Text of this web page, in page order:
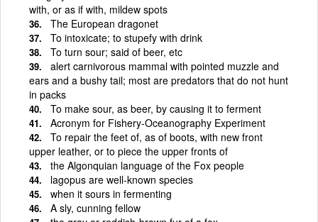
with, or as if with, mildew spots
The European dragonet
To intoxicate; to stupefy with drink
To turn sour; said of beer, etc
alert carnivorous mammal with pointed muzzle and
ears and a bushy tail; most are predators that do not hunt
in packs
To make sour, as beer, by causing it to ferment
Acronym for Fishery-Oceanography Experiment
To repair the feet of, as of boots, with new front
upper leather, or to piece the upper fronts of
the Algonquian language of the Fox people
lagopus are well-known species
when it sours in fermenting
A sly, cunning fellow